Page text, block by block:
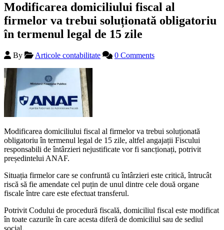
Modificarea domiciliului fiscal al
firmelor va trebui soluționată obligatoriu
în termenul legal de 15 zile
By Articole contabilitate 0 Comments
Modificarea domiciliului fiscal al firmelor va trebui soluționată
obligatoriu în termenul legal de 15 zile, altfel angajații Fiscului
responsabili de întârzieri nejustificate vor fi sancționați, potrivit
președintelui ANAF.
Situația firmelor care se confruntă cu întârzieri este critică, întrucât
riscă să fie amendate cel puțin de unul dintre cele două organe
fiscale între care este efectuat transferul.
Potrivit Codului de procedură fiscală, domiciliul fiscal este modificat
în toate cazurile în care acesta diferă de domiciliul sau de sediul